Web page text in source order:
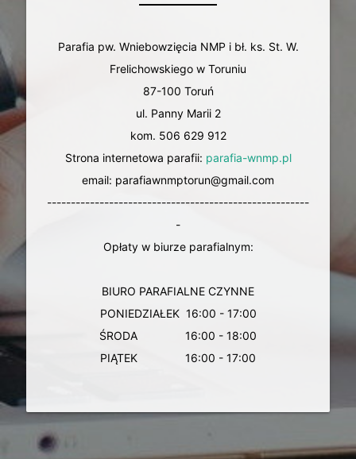
Parafia pw. Wniebowzięcia NMP i bł. ks. St. W.
Frelichowskiego w Toruniu
87-100 Toruń
ul. Panny Marii 2
kom. 506 629 912
Strona internetowa parafii: parafia-wnmp.pl
email: parafiawnmptorun@gmail.com
-------------------------------------------------------
-
Opłaty w biurze parafialnym:
BIURO PARAFIALNE CZYNNE
PONIEDZIAŁEK 16:00 - 17:00
ŚRODA 16:00 - 18:00
PIĄTEK 16:00 - 17:00